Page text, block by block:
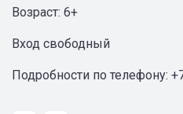
Возраст: 6+
Вход свободный
Подробности по телефону: